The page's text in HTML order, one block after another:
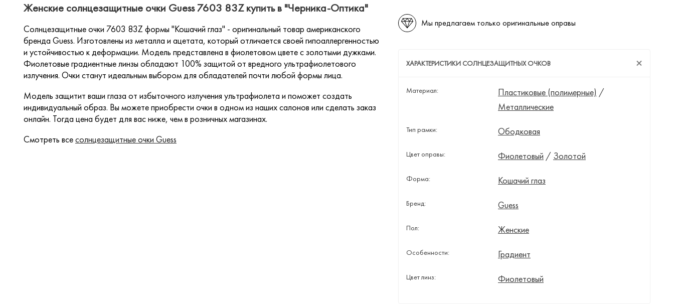
Мы предлагаем только оригинальные оправы
ХАРАКТЕРИСТИКИ СОЛНЦЕЗАЩИТНЫХ ОЧКОВ
Материал: Пластиковые (полимерные) /
Металлические
Тип рамки: Ободковая
Цвет оправы: Фиолетовый / Золотой
Форма: Кошачий глаз
Бренд: Guess
Пол: Женские
Особенности: Градиент
Цвет линз: Фиолетовый
Женские солнцезащитные очки Guess 7603 83Z купить в "Черника-Оптика"
Солнцезащитные очки 7603 83Z формы "Кошачий глаз" - оригинальный товар американского
бренда Guess. Изготовлены из металла и ацетата, который отличается своей гипоаллергенностью
и устойчивостью к деформации. Модель представлена в фиолетовом цвете с золотыми дужками.
Фиолетовые градиентные линзы обладают 100% защитой от вредного ультрафиолетового
излучения. Очки станут идеальным выбором для обладателей почти любой формы лица.
Модель защитит ваши глаза от избыточного излучения ультрафиолета и поможет создать
индивидуальный образ. Вы можете приобрести очки в одном из наших салонов или сделать заказ
онлайн. Тогда цена будет для вас ниже, чем в розничных магазинах.
Смотреть всесолнцезащитные очки Guess